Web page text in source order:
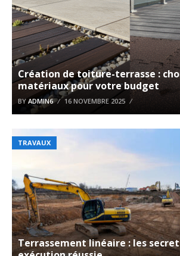
Création de toiture-terrasse :
matériaux pour votre budget
BY ADMIN6 16 NOVEMBRE 2025
TRAVAUX
Terrassement linéaire : les